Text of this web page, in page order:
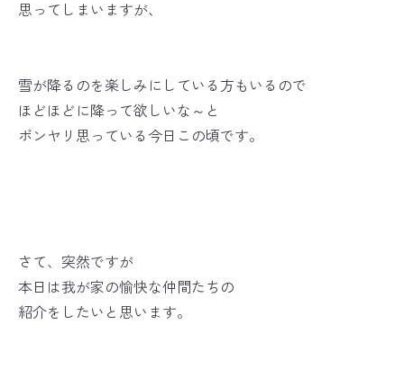
思ってしまいますが、
雪が降るのを楽しみにしている方もいるので
ほどほどに降って欲しいな～と
ボンヤリ思っている今日この頃です。
さて、突然ですが
本日は我が家の愉快な仲間たちの
紹介をしたいと思います。